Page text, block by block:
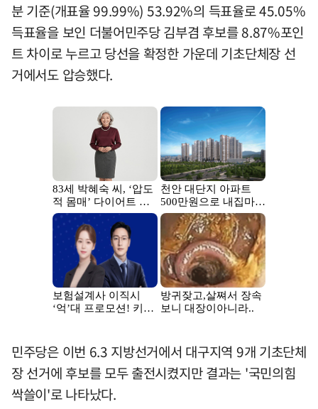
분 기준(개표율 99.99%) 53.92%의 득표율로 45.05%
득표율을 보인 더불어민주당 김부겸 후보를 8.87%포인
트 차이로 누르고 당선을 확정한 가운데 기초단체장 선
거에서도 압승했다.
민주당은 이번 6.3 지방선거에서 대구지역 9개 기초단체
장 선거에 후보를 모두 출전시켰지만 결과는 '국민의힘
싹쓸이'로 나타났다.